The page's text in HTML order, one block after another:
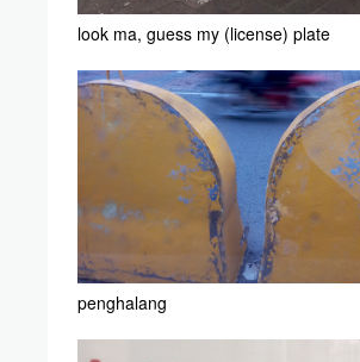
look ma, guess my (license) plate
penghalang